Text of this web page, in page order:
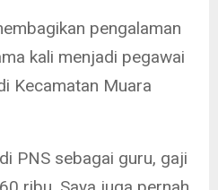
pengalaman
kali menjadi pegawai
Kecamatan Muara
PNS sebagai guru, gaji